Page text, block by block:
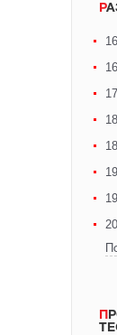
ПРОИЗВОДИТЕЛИ ШИН В